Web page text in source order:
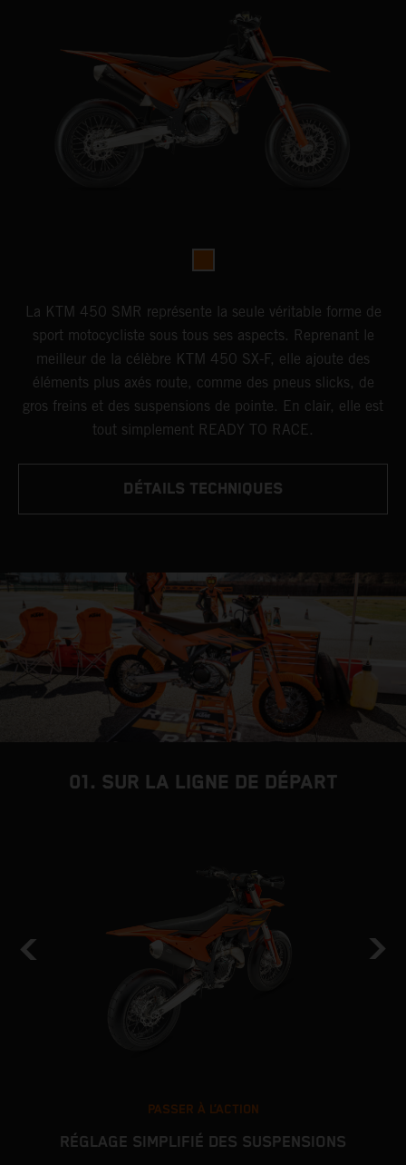
La KTM 450 SMR représente la seule véritable forme de
sport motocycliste sous tous ses aspects. Reprenant le
meilleur de la célèbre KTM 450 SX-F, elle ajoute des
éléments plus axés route, comme des pneus slicks, de
gros freins et des suspensions de pointe. En clair, elle est
tout simplement READY TO RACE.
DÉTAILS TECHNIQUES
01. SUR LA LIGNE DE DÉPART
PASSER À L’ACTION
RÉGLAGE SIMPLIFIÉ DES SUSPENSIONS